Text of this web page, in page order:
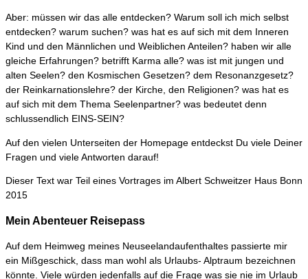
Aber: müssen wir das alle entdecken? Warum soll ich mich selbst
entdecken? warum suchen? was hat es auf sich mit dem Inneren
Kind und den Männlichen und Weiblichen Anteilen? haben wir alle
gleiche Erfahrungen? betrifft Karma alle? was ist mit jungen und
alten Seelen? den Kosmischen Gesetzen? dem Resonanzgesetz?
der Reinkarnationslehre? der Kirche, den Religionen? was hat es
auf sich mit dem Thema Seelenpartner? was bedeutet denn
schlussendlich EINS-SEIN?
Auf den vielen Unterseiten der Homepage entdeckst Du viele Deiner
Fragen und viele Antworten darauf!
Dieser Text war Teil eines Vortrages im Albert Schweitzer Haus Bonn
2015
Mein Abenteuer Reisepass
Auf dem Heimweg meines Neuseelandaufenthaltes passierte mir
ein Mißgeschick, dass man wohl als Urlaubs- Alptraum bezeichnen
könnte. Viele würden jedenfalls auf die Frage was sie nie im Urlaub